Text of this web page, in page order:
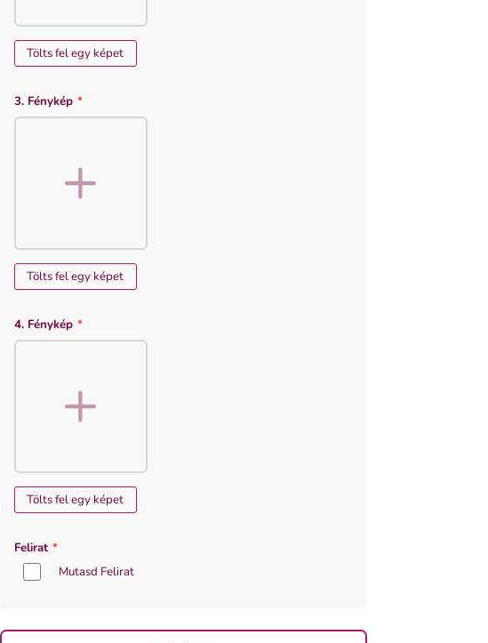
Tölts fel egy képet
3. Fénykép *
Tölts fel egy képet
4. Fénykép *
Tölts fel egy képet
Felirat *
Mutasd Felirat